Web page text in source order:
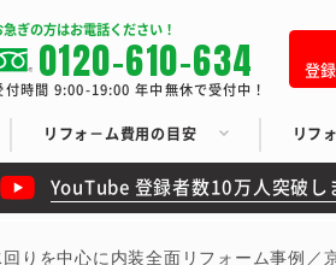
急ぎの方はお電話ください！
0120-610-634
付時間 9:00-19:00 年中無休で受付中！
登
リフォ－ム費用の目安 リフ
YouTube 登録者数10万人突破し
りを中心に内装全面リフォーム事例／